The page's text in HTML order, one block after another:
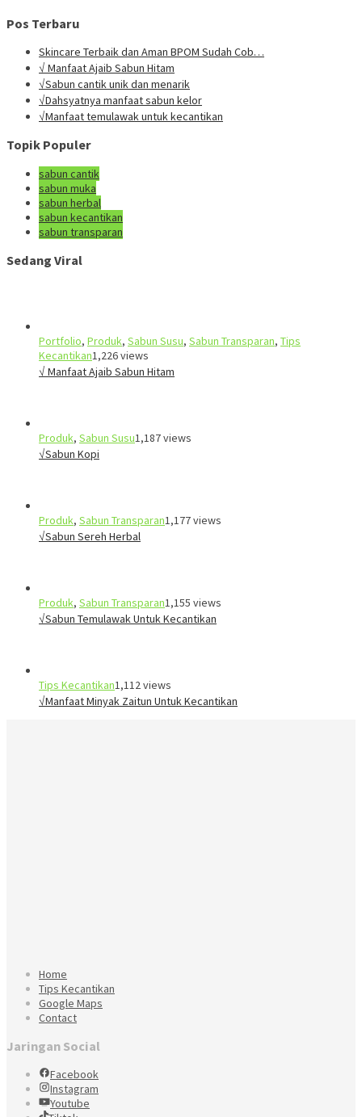
Pos Terbaru
Skincare Terbaik dan Aman BPOM Sudah Cob…
√ Manfaat Ajaib Sabun Hitam
√Sabun cantik unik dan menarik
√Dahsyatnya manfaat sabun kelor
√Manfaat temulawak untuk kecantikan
Topik Populer
sabun cantik
sabun muka
sabun herbal
sabun kecantikan
sabun transparan
Sedang Viral
Portfolio, Produk, Sabun Susu, Sabun Transparan, Tips
Kecantikan1,226 views
√ Manfaat Ajaib Sabun Hitam
Produk, Sabun Susu1,187 views
√Sabun Kopi
Produk, Sabun Transparan1,177 views
√Sabun Sereh Herbal
Produk, Sabun Transparan1,155 views
√Sabun Temulawak Untuk Kecantikan
Tips Kecantikan1,112 views
√Manfaat Minyak Zaitun Untuk Kecantikan
Home
Tips Kecantikan
Google Maps
Contact
Jaringan Social
Facebook
Instagram
Youtube